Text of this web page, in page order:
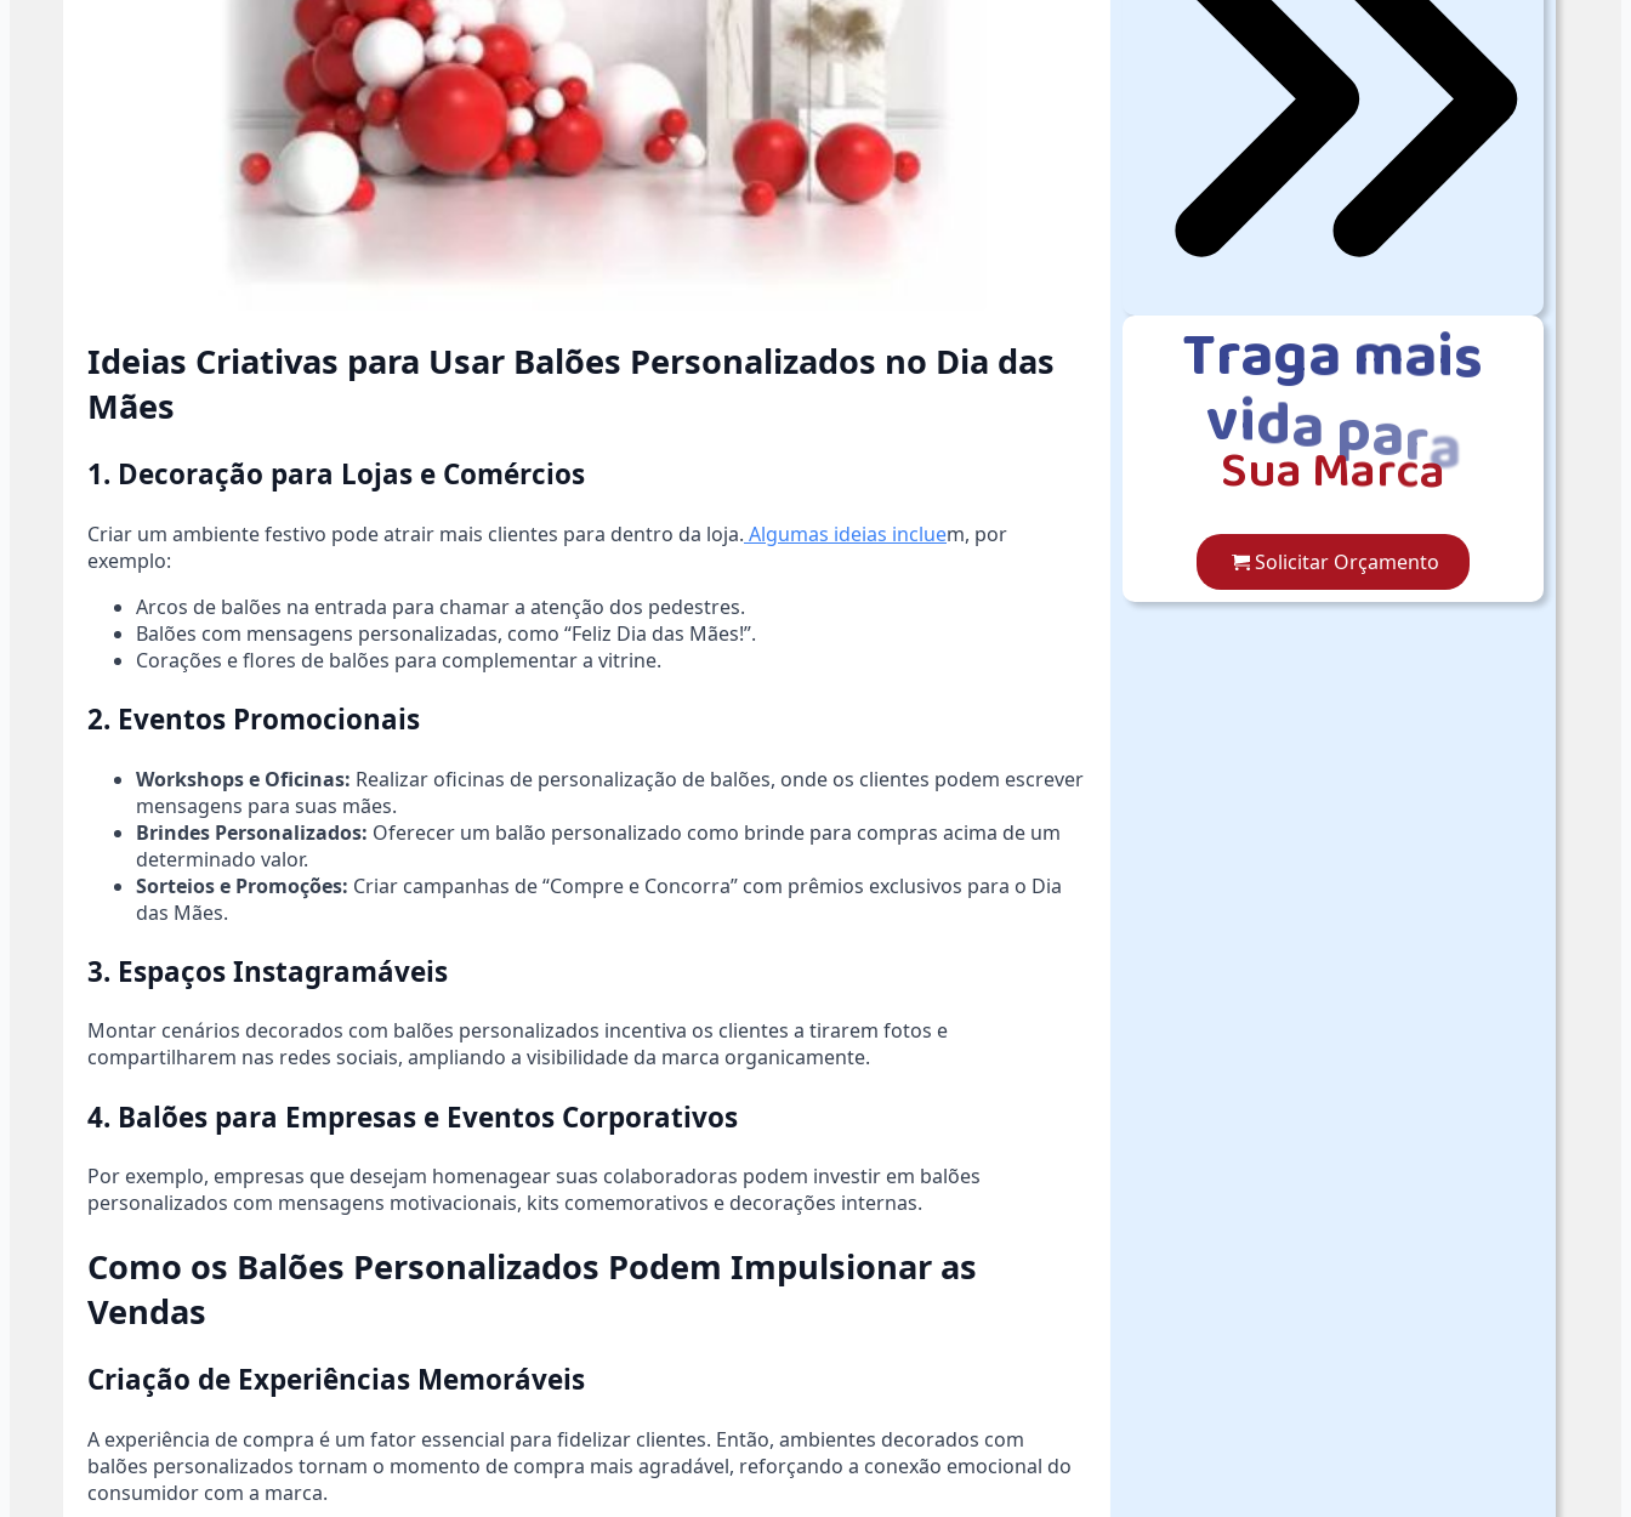
Ideias Criativas para Usar Balões Personalizados no Dia das
Mães
1. Decoração para Lojas e Comércios
Criar um ambiente festivo pode atrair mais clientes para dentro da loja. Algumas ideias incluem, por
exemplo:
Arcos de balões na entrada para chamar a atenção dos pedestres.
Balões com mensagens personalizadas, como “Feliz Dia das Mães!”.
Corações e flores de balões para complementar a vitrine.
2. Eventos Promocionais
Workshops e Oficinas: Realizar oficinas de personalização de balões, onde os clientes podem escrever
mensagens para suas mães.
Brindes Personalizados: Oferecer um balão personalizado como brinde para compras acima de um
determinado valor.
Sorteios e Promoções: Criar campanhas de “Compre e Concorra” com prêmios exclusivos para o Dia
das Mães.
3. Espaços Instagramáveis
Montar cenários decorados com balões personalizados incentiva os clientes a tirarem fotos e
compartilharem nas redes sociais, ampliando a visibilidade da marca organicamente.
4. Balões para Empresas e Eventos Corporativos
Por exemplo, empresas que desejam homenagear suas colaboradoras podem investir em balões
personalizados com mensagens motivacionais, kits comemorativos e decorações internas.
Como os Balões Personalizados Podem Impulsionar as
Vendas
Criação de Experiências Memoráveis
A experiência de compra é um fator essencial para fidelizar clientes. Então, ambientes decorados com
balões personalizados tornam o momento de compra mais agradável, reforçando a conexão emocional do
consumidor com a marca.
Tragamais
vidapara
SuaMarca
Solicitar Orçamento